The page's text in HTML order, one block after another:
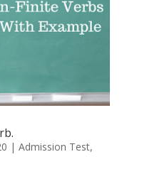
| Admission Test,